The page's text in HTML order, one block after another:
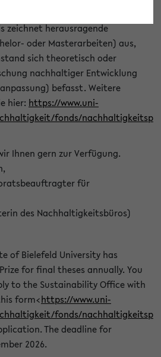
30.09.2026.
zeichnet herausragende
oder Masterarbeiten) aus,
sich theoretisch oder
nachhaltiger Entwicklung
befasst. Weitere
hier: https://www.uni-
fonds/nachhaltigkeitsp
Ihnen gern zur Verfügung.
für
des Nachhaltigkeitsbüros)
of Bielefeld University has
for final theses annually. You
to the Sustainability Office with
form<https://www.uni-
fonds/nachhaltigkeitsp
The deadline for
2026.